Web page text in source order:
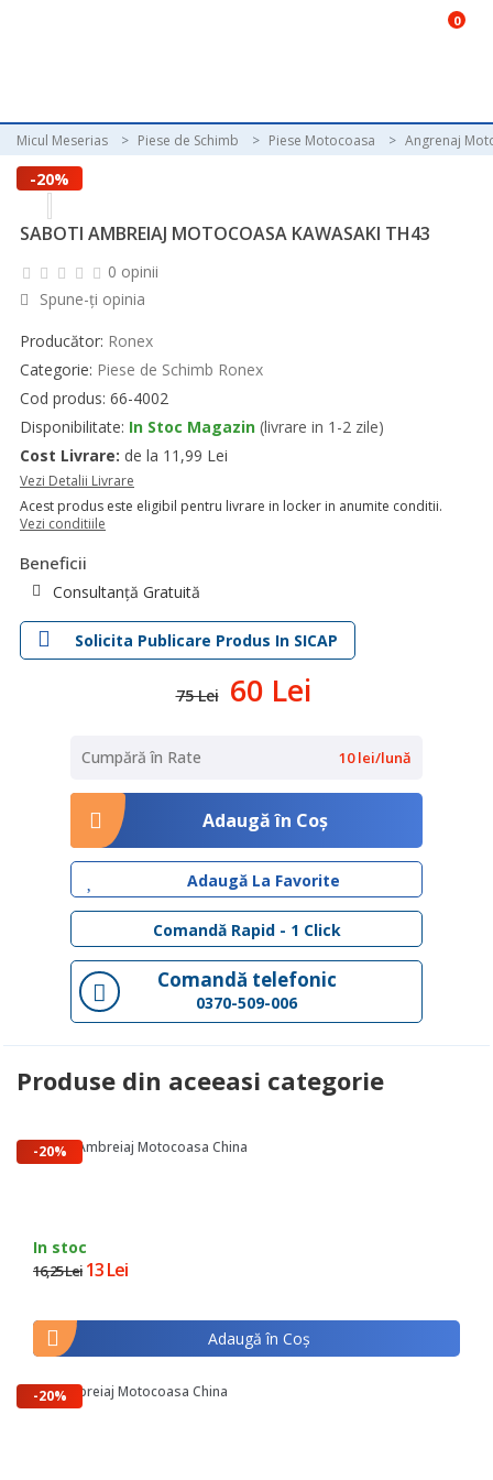
0
Micul Meserias Piese de Schimb Piese Motocoasa Angrenaj
-20%
SABOTI AMBREIAJ MOTOCOASA KAWASAKI TH43
0 opinii
Spune-ţi opinia
Producător: Ronex
Categorie: Piese de Schimb Ronex
Cod produs: 66-4002
Disponibilitate: In Stoc Magazin (livrare in 1-2 zile)
Cost Livrare: de la 11,99 Lei
Vezi Detalii Livrare
Acest produs este eligibil pentru livrare in locker in anumite conditii.
Vezi conditiile
Beneficii
Consultanță Gratuită
Solicita Publicare Produs In SICAP
75 Lei 60 Lei
Cumpără în Rate 10 lei/lună
Adaugă în Coş
Adaugă La Favorite
Comandă Rapid - 1 Click
Comandă telefonic
0370-509-006
Produse din aceeasi categorie
-20%
Saboti Ambreiaj Motocoasa China
In stoc
16,25 Lei 13 Lei
Adaugă în Coş
-20%
Arc Ambreiaj Motocoasa China